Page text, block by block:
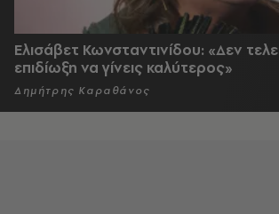
Ελισάβετ Κωνσταντινίδου: «Δεν
επιδίωξη να γίνεις καλύτερος»
Δημήτρης Καραθάνος